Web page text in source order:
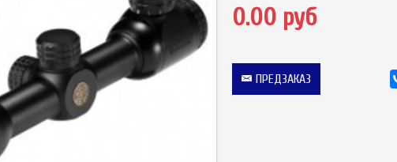
0.00 руб
ПРЕДЗАКАЗ